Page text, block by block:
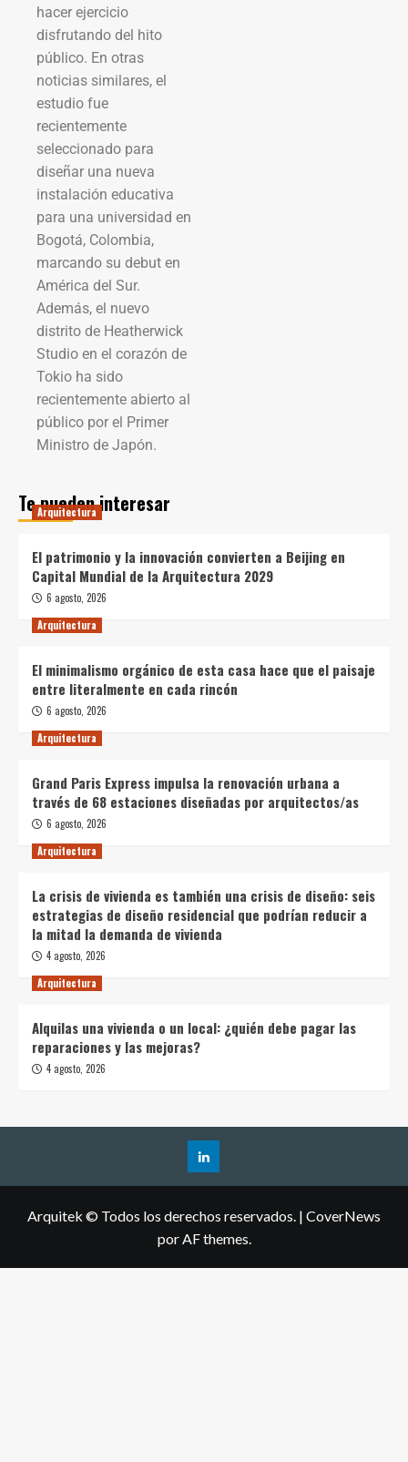
hacer ejercicio
disfrutando del hito
público. En otras
noticias similares, el
estudio fue
recientemente
seleccionado para
diseñar una nueva
instalación educativa
para una universidad en
Bogotá, Colombia,
marcando su debut en
América del Sur.
Además, el nuevo
distrito de Heatherwick
Studio en el corazón de
Tokio ha sido
recientemente abierto al
público por el Primer
Ministro de Japón.
Te pueden interesar
Arquitectura
El patrimonio y la innovación convierten a Beijing en
Capital Mundial de la Arquitectura 2029
6 agosto, 2026
Arquitectura
El minimalismo orgánico de esta casa hace que el paisaje
entre literalmente en cada rincón
6 agosto, 2026
Arquitectura
Grand Paris Express impulsa la renovación urbana a
través de 68 estaciones diseñadas por arquitectos/as
6 agosto, 2026
Arquitectura
La crisis de vivienda es también una crisis de diseño: seis
estrategias de diseño residencial que podrían reducir a
la mitad la demanda de vivienda
4 agosto, 2026
Arquitectura
Alquilas una vivienda o un local: ¿quién debe pagar las
reparaciones y las mejoras?
4 agosto, 2026
Arquitek © Todos los derechos reservados. | CoverNews
por AF themes.